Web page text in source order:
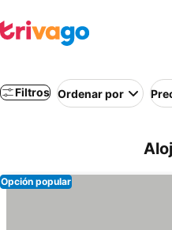
Filtros Ordenar por
Opción popular